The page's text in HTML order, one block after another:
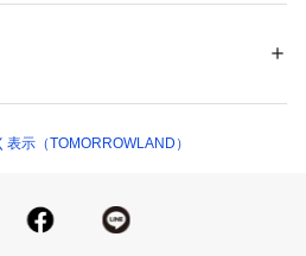
もおすすめです。
：11-07-52-07835）とのセットア
ンチやディナー、おしゃれをして
常とは少し違う特別な時間を演出
トン68％　ポリエステル31％　ポリウレ
可
ール）
示（TOMORROWLAND）